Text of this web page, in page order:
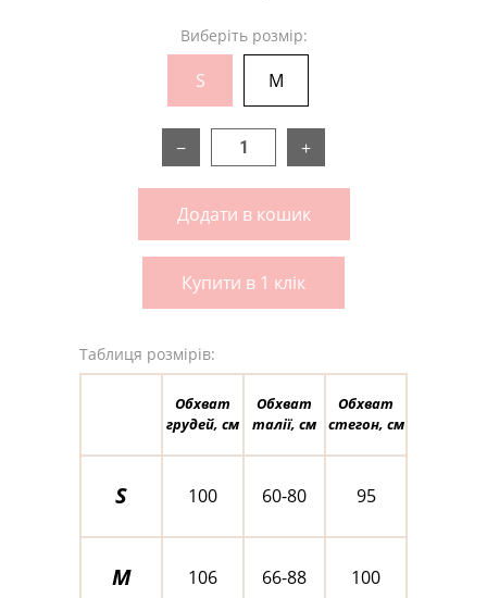
Виберіть розмір:
S M
− +
Додати в кошик
Купити в 1 клік
Таблиця розмірів:
Обхват
грудей, см
Обхват
талії, см
Обхват
стегон, см
S 100 60-80 95
M 106 66-88 100